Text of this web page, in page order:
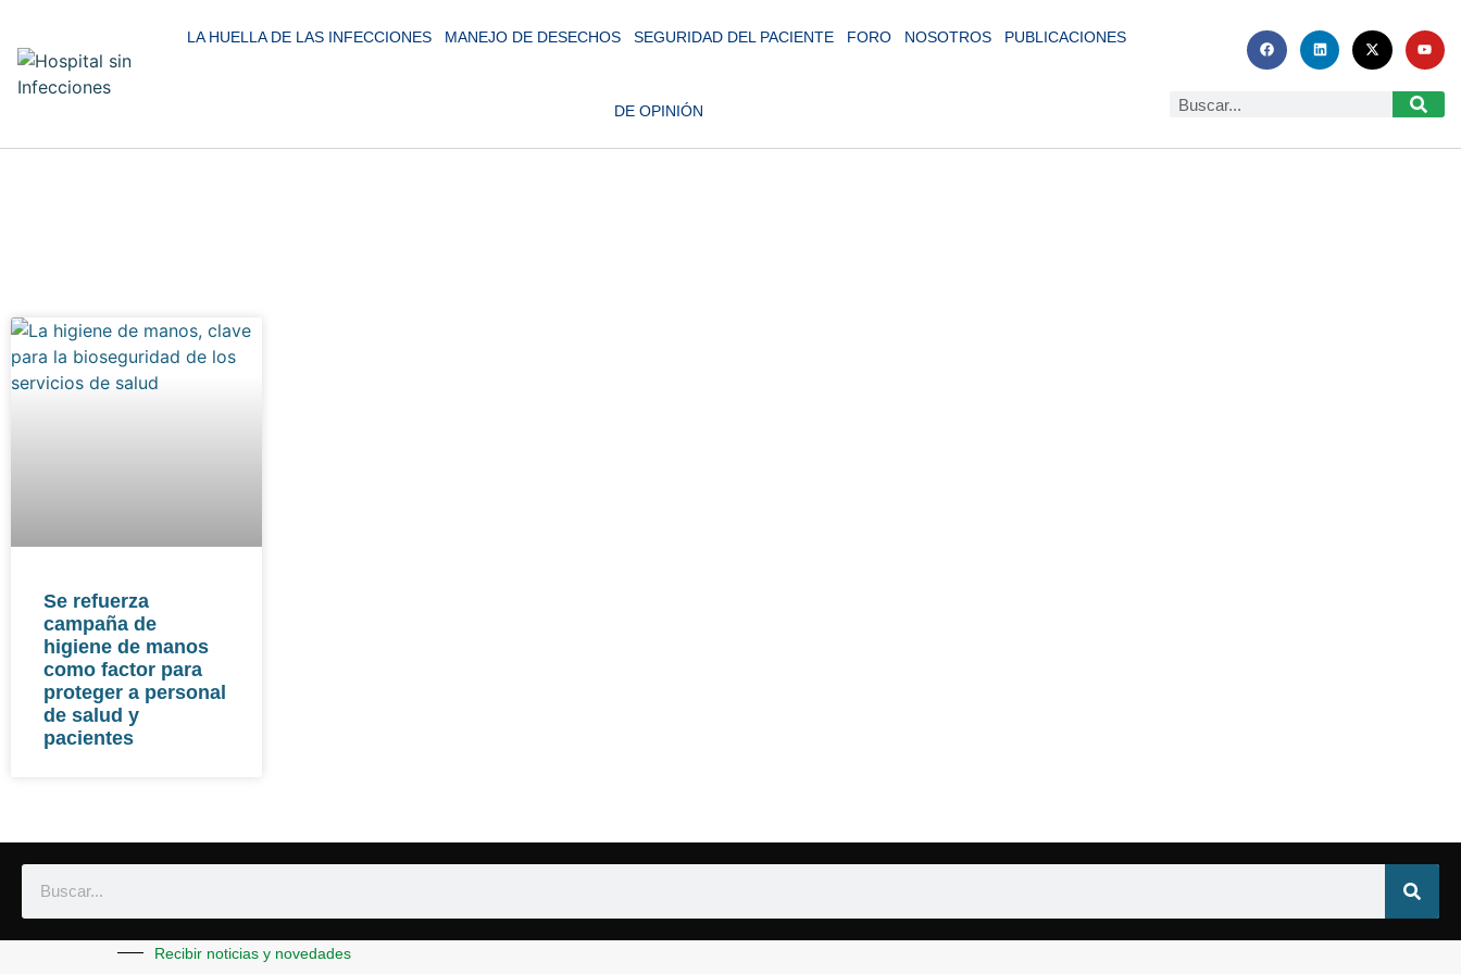
LA HUELLA DE LAS INFECCIONES MANEJO DE DESECHOS SEGURIDAD DEL PACIENTE FORO NOSOTROS PUBLICACIONES
DE OPINIÓN
Se refuerza
campaña de
higiene de manos
como factor para
proteger a personal
de salud y
pacientes
Recibir noticias y novedades